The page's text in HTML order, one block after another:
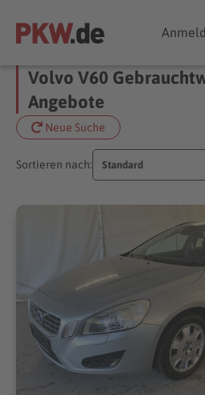
Volvo V60
Angebote
Neue Suche
Sortieren nach: Standard